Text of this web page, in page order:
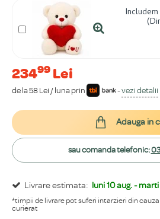
Livrare estimata: luni 10 aug. - marti
*timpii de livrare pot suferi intarzieri din
curierat
23499 Lei
de la 58 Lei / luna prin -vezi detalii
Adauga in
sau comanda telefonic: